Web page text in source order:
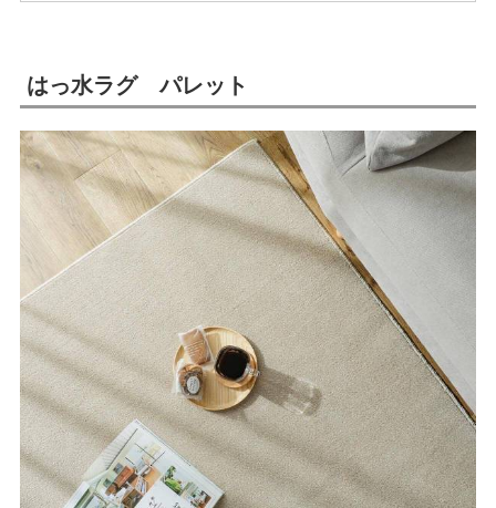
はっ水ラグ パレット